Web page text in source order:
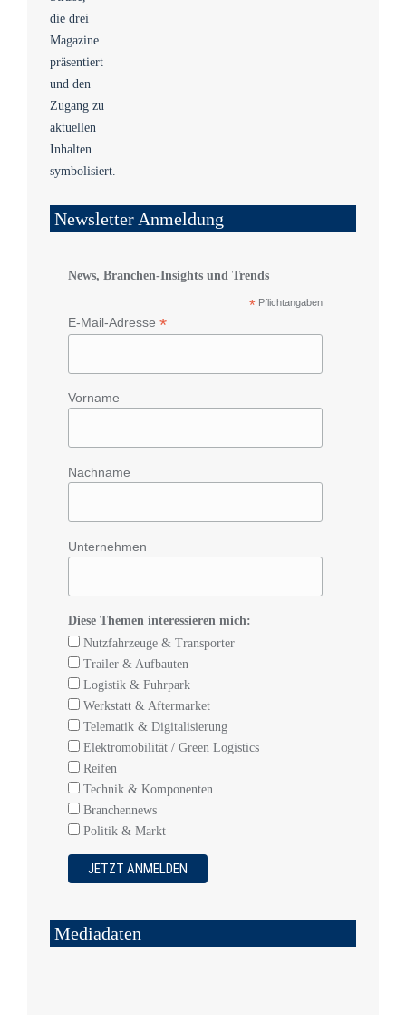
Newsletter Anmeldung
News, Branchen-Insights und Trends
* Pflichtangaben
E-Mail-Adresse *
Vorname
Nachname
Unternehmen
Diese Themen interessieren mich:
Nutzfahrzeuge & Transporter
Trailer & Aufbauten
Logistik & Fuhrpark
Werkstatt & Aftermarket
Telematik & Digitalisierung
Elektromobilität / Green Logistics
Reifen
Technik & Komponenten
Branchennews
Politik & Markt
Mediadaten